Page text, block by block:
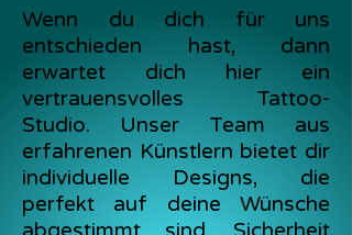
Wenn du dich für uns
entschieden hast, dann
erwartet dich hier ein
vertrauensvolles Tattoo-
Studio. Unser Team aus
erfahrenen Künstlern bietet dir
individuelle Designs, die
perfekt auf deine Wünsche